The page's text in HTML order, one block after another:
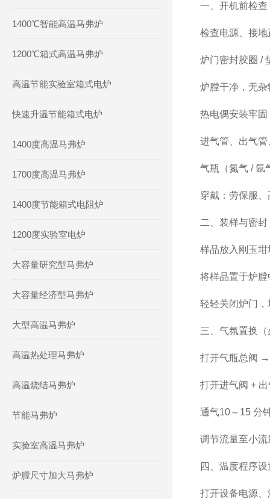
1400℃智能高温马弗炉
1200℃箱式高温马弗炉
高温节能实验室箱式电炉
快速升温节能箱式电炉
1400度高温马弗炉
1700度高温马弗炉
1400度节能箱式电阻炉
1200度实验室电炉
大容量研究型马弗炉
大容量经济型马弗炉
大型高温马弗炉
高温热处理马弗炉
高温烧结马弗炉
节能马弗炉
实验室高温马弗炉
炉膛尺寸加大马弗炉
一、开机前检查
检查电源、接
炉门密封胶圈 /
炉膛干净，无
热电偶安装牢
进气管、出气
气瓶（氮气 / 氩
穿戴：劳保服
二、装样与密封
样品放入刚玉
将样品置于炉
轻轻关闭炉门
三、气氛置换
打开气瓶总阀 →
打开进气阀 +
通气10～15 分
调节流量至小
四、温度程序设
打开设备电源